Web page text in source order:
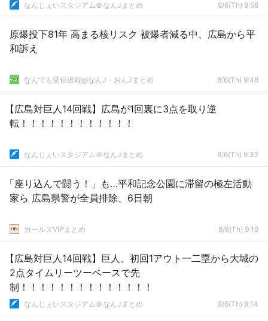
なんじぇいスタジアム＠なんJまとめ 8/6(Th) 9:58
原爆投下81年 高まる核リスク 被爆者減る中、広島から平
和訴え
なんでも受信遅報@なんJ・おんJまとめ 8/6(Th) 9:48
【広島対巨人14回戦】広島が1回裏に3点を取り逆
転！！！！！！！！！！！！
なんじぇいスタジアム＠なんJまとめ 8/6(Th) 9:32
「座り込んで闘う！」も…平和記念公園に滞留の極左活動
家ら 広島県警が全員排除、6日朝
ガールズVIPまとめ 8/6(Th) 9:19
【広島対巨人14回戦】巨人、初回1アウト一二塁から大城の
2点タイムリーツーベースで先
制！！！！！！！！！！！！！！
なんじぇいスタジアム＠なんJまとめ 8/6(Th) 9:14